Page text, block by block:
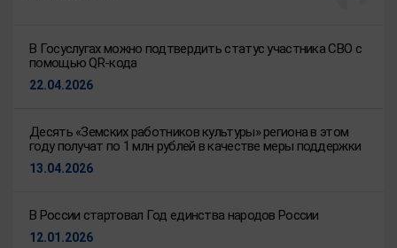
В Госуслугах можно подтвердить статус участника СВО с
помощью QR-кода
22.04.2026
Десять «Земских работников культуры» региона в этом
году получат по 1 млн рублей в качестве меры поддержки
13.04.2026
В России стартовал Год единства народов России
12.01.2026